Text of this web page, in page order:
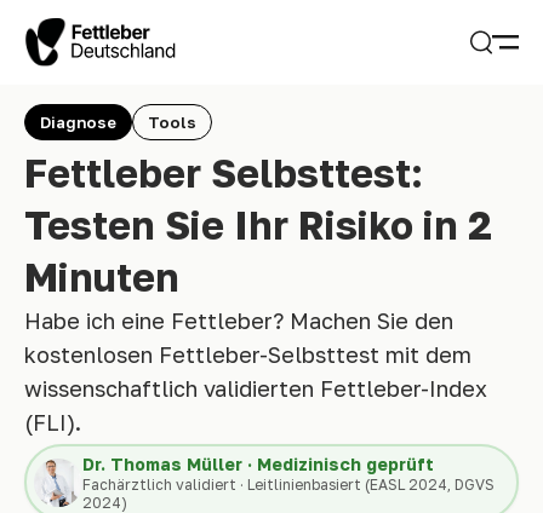
Diagnose Tools
Fettleber Selbsttest:
Testen Sie Ihr Risiko in 2
Minuten
Habe ich eine Fettleber? Machen Sie den
kostenlosen Fettleber-Selbsttest mit dem
wissenschaftlich validierten Fettleber-Index
(FLI).
Dr. Thomas Müller · Medizinisch geprüft
Fachärztlich validiert · Leitlinienbasiert (EASL 2024, DGVS
2024)